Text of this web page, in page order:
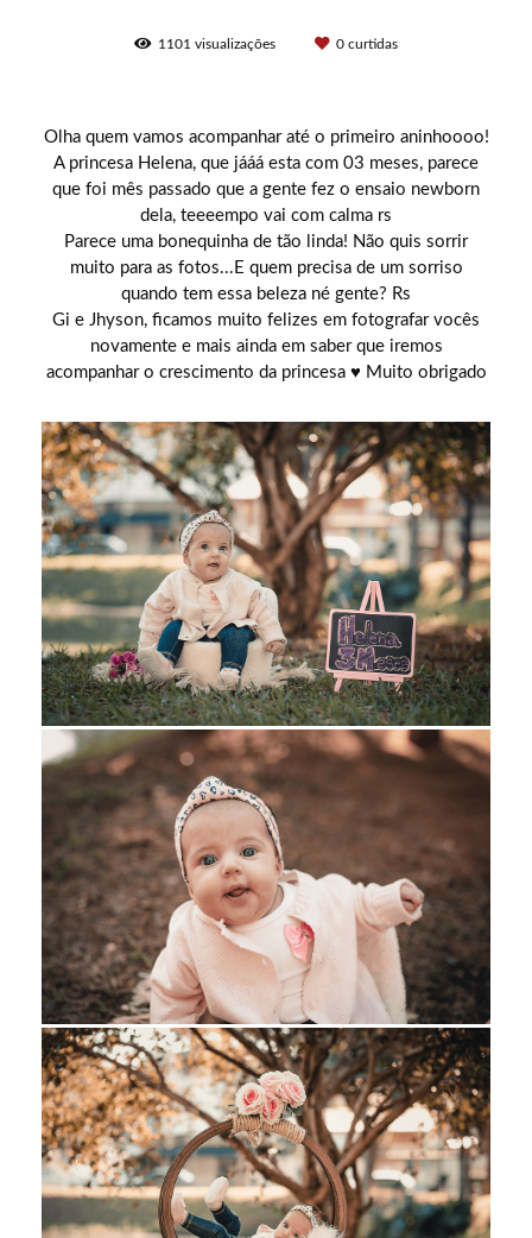
1101 visualizações 0 curtidas
Olha quem vamos acompanhar até o primeiro aninhoooo!
A princesa Helena, que jááá esta com 03 meses, parece
que foi mês passado que a gente fez o ensaio newborn
dela, teeeempo vai com calma rs
Parece uma bonequinha de tão linda! Não quis sorrir
muito para as fotos...E quem precisa de um sorriso
quando tem essa beleza né gente? Rs
Gi e Jhyson, ficamos muito felizes em fotografar vocês
novamente e mais ainda em saber que iremos
acompanhar o crescimento da princesa ♥ Muito obrigado